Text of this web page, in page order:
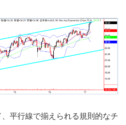
平行線で揃えられる規則的なチ